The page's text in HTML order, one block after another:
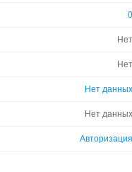
0
Нет
Нет
Нет данных
Нет данных
Авторизация